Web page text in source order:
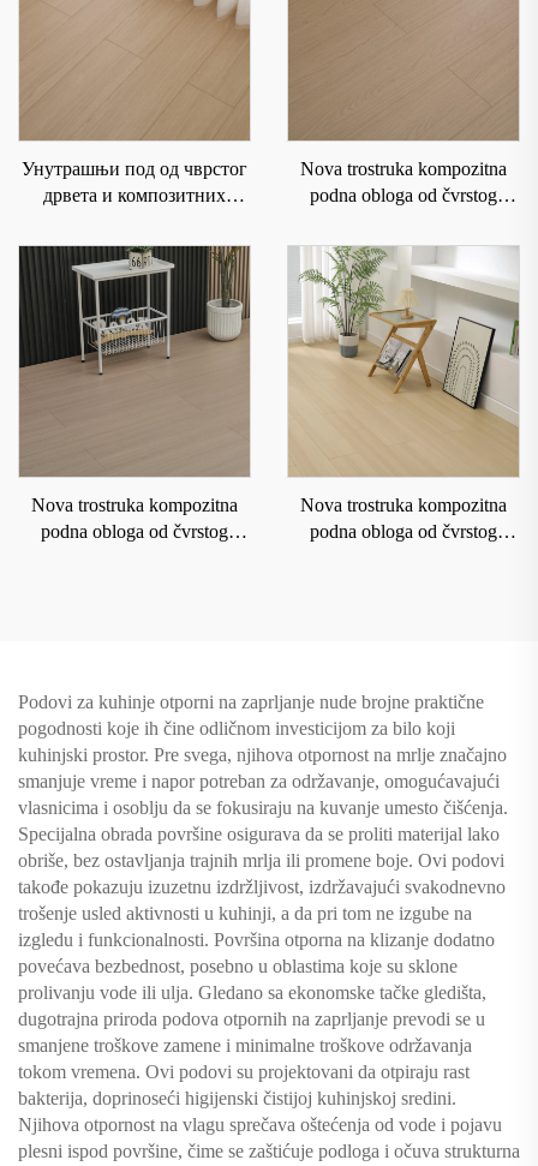
Унутрашњи под од чврстог
дрвета и композитних
отпоран на хабање 6005
Nova trostruka kompozitna
podna obloga od čvrstog
otporna na habanje 9013
Nova trostruka kompozitna
podna obloga od čvrstog
Nova trostruka kompozitna
podna obloga od čvrstog
Podovi za kuhinje otporni na zaprljanje nude brojne praktične
pogodnosti koje ih čine odličnom investicijom za bilo koji
kuhinjski prostor. Pre svega, njihova otpornost na mrlje značajno
smanjuje vreme i napor potreban za održavanje, omogućavajući
vlasnicima i osoblju da se fokusiraju na kuvanje umesto čišćenja.
Specijalna obrada površine osigurava da se proliti materijal lako
obriše, bez ostavljanja trajnih mrlja ili promene boje. Ovi podovi
takođe pokazuju izuzetnu izdržljivost, izdržavajući svakodnevno
trošenje usled aktivnosti u kuhinji, a da pri tom ne izgube na
izgledu i funkcionalnosti. Površina otporna na klizanje dodatno
povećava bezbednost, posebno u oblastima koje su sklonе
prolivanju vode ili ulja. Gledano sa ekonomske tačke gledišta,
dugotrajna priroda podova otpornih na zaprljanje prevodi se u
smanjene troškove zamene i minimalne troškove održavanja
tokom vremena. Ovi podovi su projektovani da otpiraju rast
bakterija, doprinoseći higijenski čistijoj kuhinjskoj sredini.
Njihova otpornost na vlagu sprečava oštećenja od vode i pojavu
plesni ispod površine, čime se zaštićuje podloga i očuva strukturna